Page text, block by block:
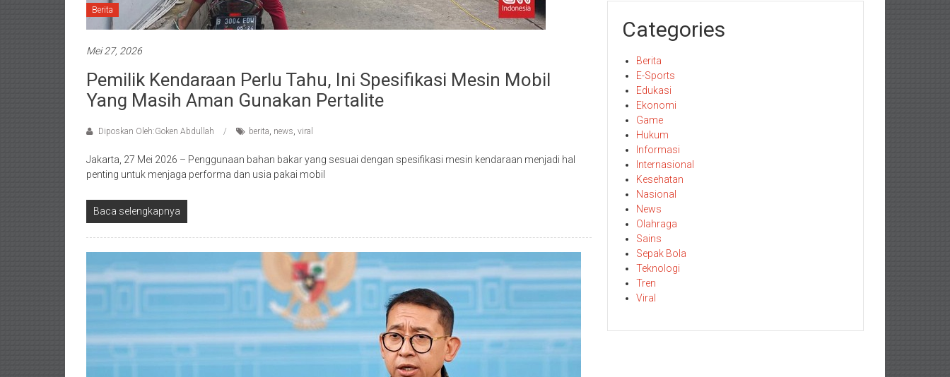
Berita
Mei 27, 2026
Pemilik Kendaraan Perlu Tahu, Ini Spesifikasi Mesin Mobil
Yang Masih Aman Gunakan Pertalite
Diposkan Oleh:Goken Abdullah berita, news, viral
Jakarta, 27 Mei 2026 – Penggunaan bahan bakar yang sesuai dengan spesifikasi mesin kendaraan menjadi hal
penting untuk menjaga performa dan usia pakai mobil
Baca selengkapnya
Categories
Berita
E-Sports
Edukasi
Ekonomi
Game
Hukum
Informasi
Internasional
Kesehatan
Nasional
News
Olahraga
Sains
Sepak Bola
Teknologi
Tren
Viral